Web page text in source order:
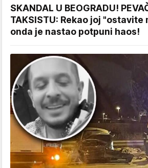
SKANDAL U BEOGRADU!
TAKSISTU: Rekao joj "ostavite
onda je nastao potpuni haos!